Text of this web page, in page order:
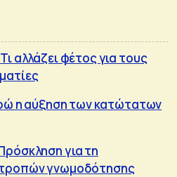
αλλάζει φέτος για τους
η αύξηση των κατώτατων
για τη
γνωμοδότησης